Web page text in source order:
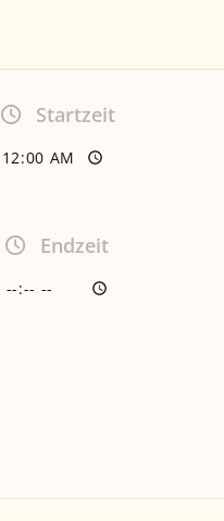
Startzeit
Endzeit